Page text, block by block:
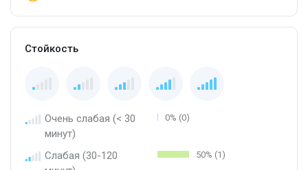
Стойкость
Очень слабая (< 30
минут)
0% (0)
Слабая (30-120
50% (1)